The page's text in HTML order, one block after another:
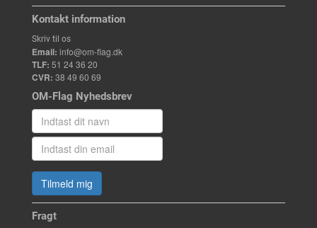
Kontakt information
Skriv til os
Email: info@om-flag.dk
TLF: 51 24 36 20
CVR: 38 49 60 69
OM-Flag Nyhedsbrev
Tilmeld mig
Fragt